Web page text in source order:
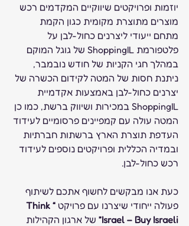
יוזמות ופרויקטים שיווקיים המקדמים רכש
מוצרים מתוצרת מקומית כגון הקמת
מתחם ייעודי ליצרנים כחול-לבן על
פלטפורמת ShoppingIL של גוגל המוקם
במהלך חגי הקניות של חודש נובמבר,
ניתנת חסות של המטה לקידום הכשרה של
יצרנים כחול-לבן באמצעות אקדמיית
ShoppingIL במכירות ושיווק ברשת, כמו כן
המטה עולה עם קמפיינים פרסומיים לעידוד
העדפת תוצרת הארץ ברשתות חברתיות
ובמדיה הכללית ופרויקטים נוספים לעידוד
רכש כחול-לבן.
כעת אנו מבקשים לחשוף אתכם לשיתוף
פעולה ייחודי שיצרנו עם פרויקט
“Think
Israel – Buy Israeli” של ארגון הקהילות